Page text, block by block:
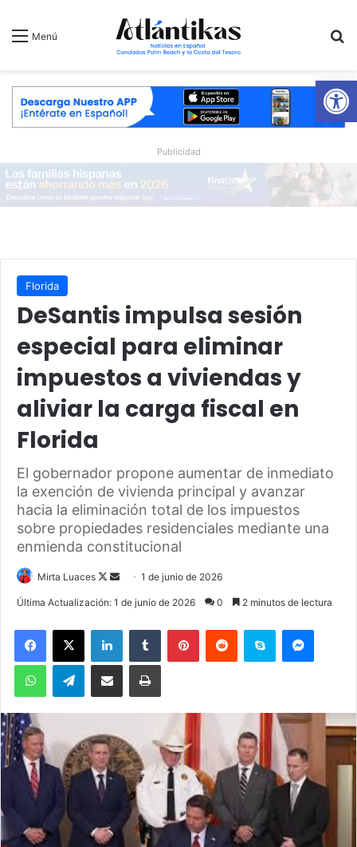
Menú
Publicidad
Florida
DeSantis impulsa sesión
especial para eliminar
impuestos a viviendas y
aliviar la carga fiscal en
Florida
El gobernador propone aumentar de inmediato
la exención de vivienda principal y avanzar
hacia la eliminación total de los impuestos
sobre propiedades residenciales mediante una
enmienda constitucional
Mirta Luaces
F
l
o
n
d
m
i
l
1 de junio de 2026
Última Actualización: 1 de junio de 2026 0 2 minutos de lectura
Telegram